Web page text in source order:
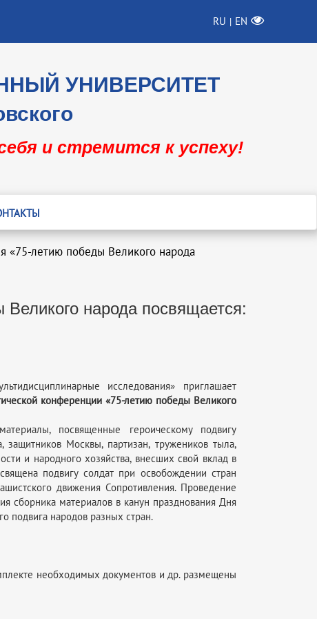
RU | EN
УНИВЕРСИТЕТ
и стремится к успеху!
«75-летию победы Великого народа
народа посвящается:
исследования» приглашает
конференции «75-летию победы Великого
посвященные героическому подвигу
Москвы, партизан, тружеников тыла,
и народного хозяйства, внесших свой вклад в
подвигу солдат при освобождении стран
движения Сопротивления. Проведение
сборника материалов в канун празднования Дня
подвига народов разных стран.
необходимых документов и др. размещены